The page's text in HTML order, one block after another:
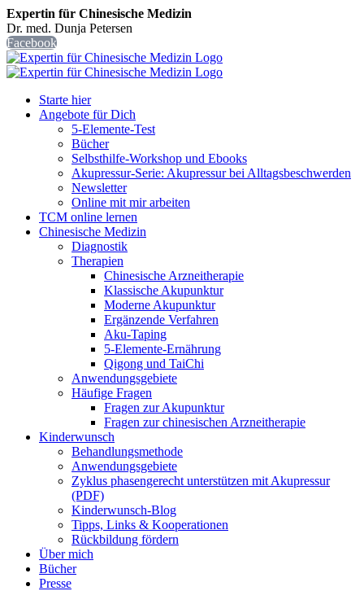
Expertin für Chinesische Medizin
Dr. med. Dunja Petersen
Facebook
Starte hier
Angebote für Dich
5-Elemente-Test
Bücher
Selbsthilfe-Workshop und Ebooks
Akupressur-Serie: Akupressur bei Alltagsbeschwerden
Newsletter
Online mit mir arbeiten
TCM online lernen
Chinesische Medizin
Diagnostik
Therapien
Chinesische Arzneitherapie
Klassische Akupunktur
Moderne Akupunktur
Ergänzende Verfahren
Aku-Taping
5-Elemente-Ernährung
Qigong und TaiChi
Anwendungsgebiete
Häufige Fragen
Fragen zur Akupunktur
Fragen zur chinesischen Arzneitherapie
Kinderwunsch
Behandlungsmethode
Anwendungsgebiete
Zyklus phasengerecht unterstützen mit Akupressur
(PDF)
Kinderwunsch-Blog
Tipps, Links & Kooperationen
Rückbildung fördern
Über mich
Bücher
Presse